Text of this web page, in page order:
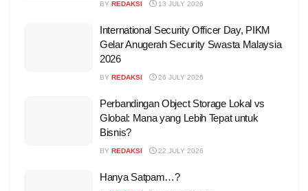
BY REDAKSI 13 JULY 2026
International Security Officer Day, PIKM
Gelar Anugerah Security Swasta Malaysia
2026
BY REDAKSI 26 JULY 2026
Perbandingan Object Storage Lokal vs
Global: Mana yang Lebih Tepat untuk
Bisnis?
BY REDAKSI 22 JULY 2026
Hanya Satpam…?